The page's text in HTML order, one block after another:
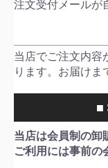
注文受付メールが
当店でご注文内容
ります。お届けま
■
当店は会員制の卸
ご利用には事前の